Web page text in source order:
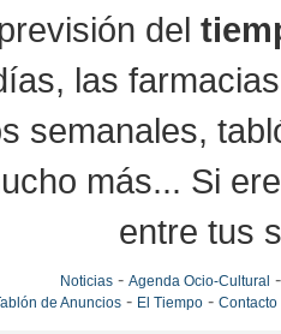
del
las
semanales,
más... Si
entre tus
Noticias- Agenda Ocio-Cultural
de Anuncios- El Tiempo- Contacto